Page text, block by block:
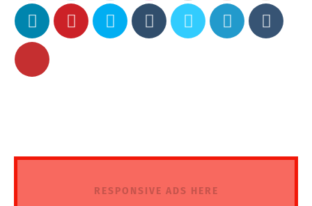
RESPONSIVE ADS HERE